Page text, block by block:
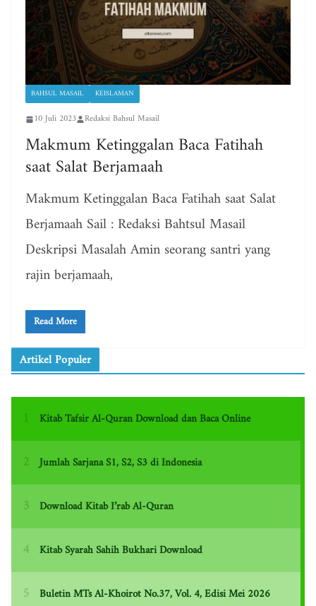
BAHSUL MASAIL KEISLAMAN
10 Juli 2023 Redaksi Bahsul Masail
Makmum Ketinggalan Baca Fatihah
saat Salat Berjamaah
Makmum Ketinggalan Baca Fatihah saat Salat
Berjamaah Sail : Redaksi Bahtsul Masail
Deskripsi Masalah Amin seorang santri yang
rajin berjamaah,
Read More
Artikel Populer